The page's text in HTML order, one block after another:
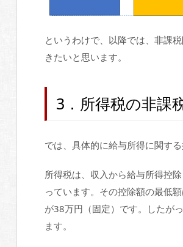
というわけで、以降では、非課
きたいと思います。
3．所得税の非課
では、具体的に給与所得に関す
所得税は、収入から給与所得控
っています。その控除額の最低
が38万円（固定）です。したが
ます。